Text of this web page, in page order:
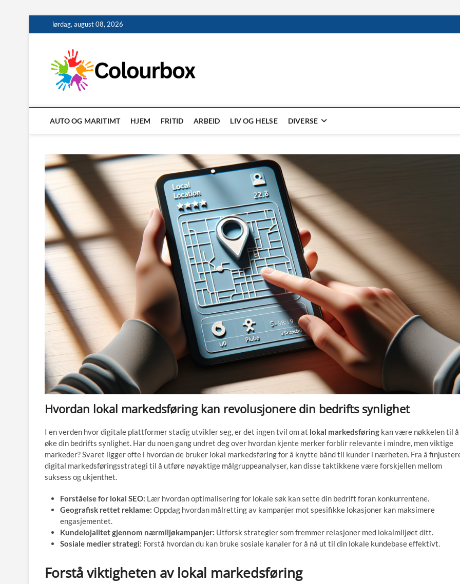
to
lørdag, august 08, 2026
AUTO OG MARITIMT HJEM FRITID ARBEID LIV OG HELSE DIVERSE
Hvordan lokal markedsføring kan revolusjonere din bedrifts synlighet
I en verden hvor digitale plattformer stadig utvikler seg, er det ingen tvil om at lokal markedsføring kan være nøkkelen til å
øke din bedrifts synlighet. Har du noen gang undret deg over hvordan kjente merker forblir relevante i mindre, men viktige
markeder? Svaret ligger ofte i hvordan de bruker lokal markedsføring for å knytte bånd til kunder i nærheten. Fra å
digital markedsføringsstrategi til å utføre nøyaktige målgruppeanalyser, kan disse taktikkene være forskjellen mellom
suksess og ukjenthet.
Forståelse for lokal SEO: Lær hvordan optimalisering for lokale søk kan sette din bedrift foran konkurrentene.
Geografisk rettet reklame: Oppdag hvordan målretting av kampanjer mot spesifikke lokasjoner kan maksimere
engasjementet.
Kundelojalitet gjennom nærmiljøkampanjer: Utforsk strategier som fremmer relasjoner med lokalmiljøet ditt.
Sosiale medier strategi: Forstå hvordan du kan bruke sosiale kanaler for å nå ut til din lokale kundebase effektivt.
Forstå viktigheten av lokal markedsføring